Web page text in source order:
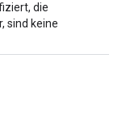
die
sind keine